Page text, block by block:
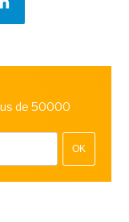
de 50000
OK